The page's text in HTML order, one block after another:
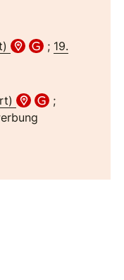
; 19.
;